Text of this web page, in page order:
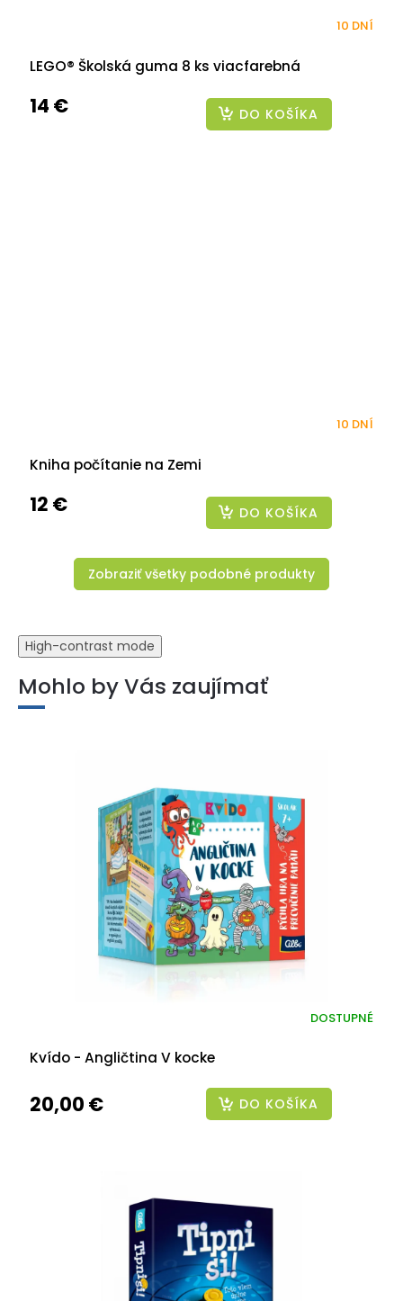
LEGO® Školská guma 8 ks viacfarebná
10 DNÍ
14 € DO KOŠÍKA
Kniha počítanie na Zemi
10 DNÍ
12 € DO KOŠÍKA
Zobraziť všetky podobné produkty
High-contrast mode
Mohlo by Vás zaujímať
Kvído - Angličtina V kocke
DOSTUPNÉ
20,00 € DO KOŠÍKA